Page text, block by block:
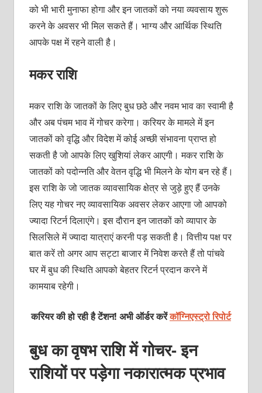
को भी भारी मुनाफा होगा और इन जातकों को नया व्यवसाय शुरू
करने के अवसर भी मिल सकते हैं। भाग्य और आर्थिक स्थिति
आपके पक्ष में रहने वाली है।
मकर राशि
मकर राशि के जातकों के लिए बुध छठे और नवम भाव का स्वामी है
और अब पंचम भाव में गोचर करेगा। करियर के मामले में इन
जातकों को वृद्धि और विदेश में कोई अच्छी संभावना प्राप्त हो
सकती है जो आपके लिए खुशियां लेकर आएगी। मकर राशि के
जातकों को पदोन्नति और वेतन वृद्धि भी मिलने के योग बन रहे हैं।
इस राशि के जो जातक व्यावसायिक क्षेत्र से जुड़े हुए हैं उनके
लिए यह गोचर नए व्यावसायिक अवसर लेकर आएगा जो आपको
ज्यादा रिटर्न दिलाएंगे। इस दौरान इन जातकों को व्यापार के
सिलसिले में ज्यादा यात्राएं करनी पड़ सकती है। वित्तीय पक्ष पर
बात करें तो अगर आप सट्टा बाजार में निवेश करते हैं तो पांचवे
घर में बुध की स्थिति आपको बेहतर रिटर्न प्रदान करने में
कामयाब रहेगी।
करियर की हो रही है टेंशन! अभी ऑर्डर करेंकॉग्निएस्ट्रो रिपोर्ट
बुध का वृषभ राशि में गोचर- इन
राशियों पर पड़ेगा नकारात्मक प्रभाव